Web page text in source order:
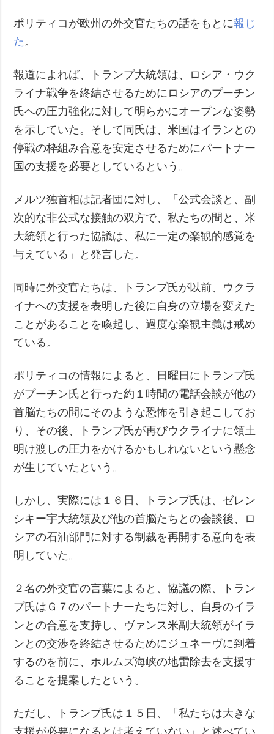
ポリティコが欧州の外交官たちの話をもとに報じ
た。
報道によれば、トランプ大統領は、ロシア・ウク
ライナ戦争を終結させるためにロシアのプーチン
氏への圧力強化に対して明らかにオープンな姿勢
を示していた。そして同氏は、米国はイランとの
停戦の枠組み合意を安定させるためにパートナー
国の支援を必要としているという。
メルツ独首相は記者団に対し、「公式会談と、副
次的な非公式な接触の双方で、私たちの間と、米
大統領と行った協議は、私に一定の楽観的感覚を
与えている」と発言した。
同時に外交官たちは、トランプ氏が以前、ウクラ
イナへの支援を表明した後に自身の立場を変えた
ことがあることを喚起し、過度な楽観主義は戒め
ている。
ポリティコの情報によると、日曜日にトランプ氏
がプーチン氏と行った約１時間の電話会談が他の
首脳たちの間にそのような恐怖を引き起こしてお
り、その後、トランプ氏が再びウクライナに領土
明け渡しの圧力をかけるかもしれないという懸念
が生じていたという。
しかし、実際には１６日、トランプ氏は、ゼレン
シキー宇大統領及び他の首脳たちとの会談後、ロ
シアの石油部門に対する制裁を再開する意向を表
明していた。
２名の外交官の言葉によると、協議の際、トラン
プ氏はＧ７のパートナーたちに対し、自身のイラ
ンとの合意を支持し、ヴァンス米副大統領がイラ
ンとの交渉を終結させるためにジュネーヴに到着
するのを前に、ホルムズ海峡の地雷除去を支援す
ることを提案したという。
ただし、トランプ氏は１５日、「私たちは大きな